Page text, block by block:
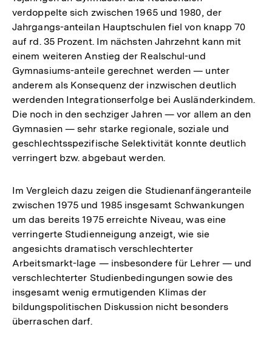
verdoppelte sich zwischen 1965 und 1980, der
Jahrgangs-anteilan Hauptschulen fiel von knapp 70
auf rd. 35 Prozent. Im nächsten Jahrzehnt kann mit
einem weiteren Anstieg der Realschul-und
Gymnasiums-anteile gerechnet werden — unter
anderem als Konsequenz der inzwischen deutlich
werdenden Integrationserfolge bei Ausländerkindem.
Die noch in den sechziger Jahren — vor allem an den
Gymnasien — sehr starke regionale, soziale und
geschlechtsspezifische Selektivität konnte deutlich
verringert bzw. abgebaut werden.
Im Vergleich dazu zeigen die Studienanfängeranteile
zwischen 1975 und 1985 insgesamt Schwankungen
um das bereits 1975 erreichte Niveau, was eine
verringerte Studienneigung anzeigt, wie sie
angesichts dramatisch verschlechterter
Arbeitsmarkt-lage — insbesondere für Lehrer — und
verschlechterter Studienbedingungen sowie des
insgesamt wenig ermutigenden Klimas der
bildungspolitischen Diskussion nicht besonders
überraschen darf.